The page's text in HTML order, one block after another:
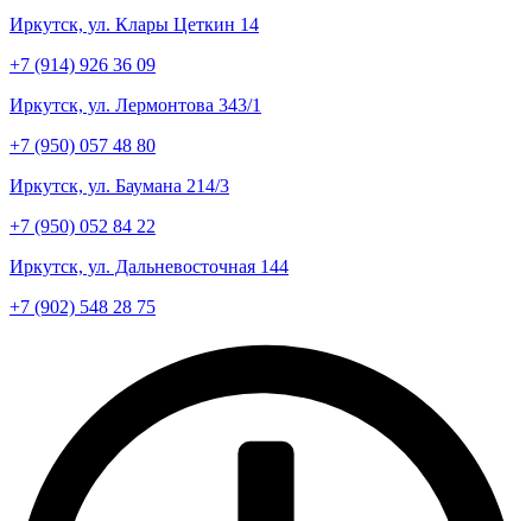
Иркутск, ул. Клары Цеткин 14
+7 (914) 926 36 09
Иркутск, ул. Лермонтова 343/1
+7 (950) 057 48 80
Иркутск, ул. Баумана 214/3
+7 (950) 052 84 22
Иркутск, ул. Дальневосточная 144
+7 (902) 548 28 75